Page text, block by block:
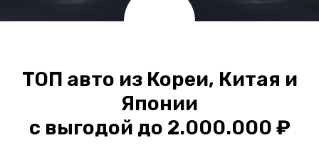
ТОП авто из Кореи, Китая и
Японии
с выгодой до 2.000.000 ₽
Проверенные модели